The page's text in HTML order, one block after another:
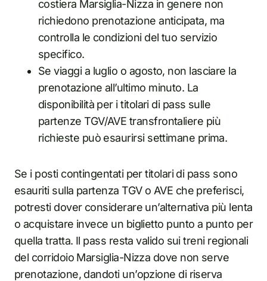
costiera Marsiglia-Nizza in genere non
richiedono prenotazione anticipata, ma
controlla le condizioni del tuo servizio
specifico.
Se viaggi a luglio o agosto, non lasciare la
prenotazione all’ultimo minuto. La
disponibilità per i titolari di pass sulle
partenze TGV/AVE transfrontaliere più
richieste può esaurirsi settimane prima.
Se i posti contingentati per titolari di pass sono
esauriti sulla partenza TGV o AVE che preferisci,
potresti dover considerare un’alternativa più lenta
o acquistare invece un biglietto punto a punto per
quella tratta. Il pass resta valido sui treni regionali
del corridoio Marsiglia-Nizza dove non serve
prenotazione, dandoti un’opzione di riserva